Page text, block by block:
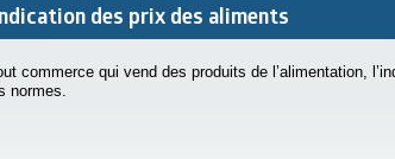
des prix des aliments
commerce qui vend des produits de l’alimentation,
normes.